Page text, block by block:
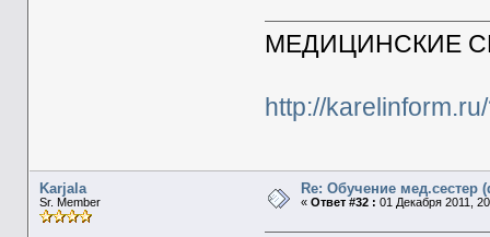
МЕДИЦИНСКИЕ
http://
Karjala
Sr. Member
Re: Обучение мед.сестер
« Ответ #32 : 01 Декабря 2011,